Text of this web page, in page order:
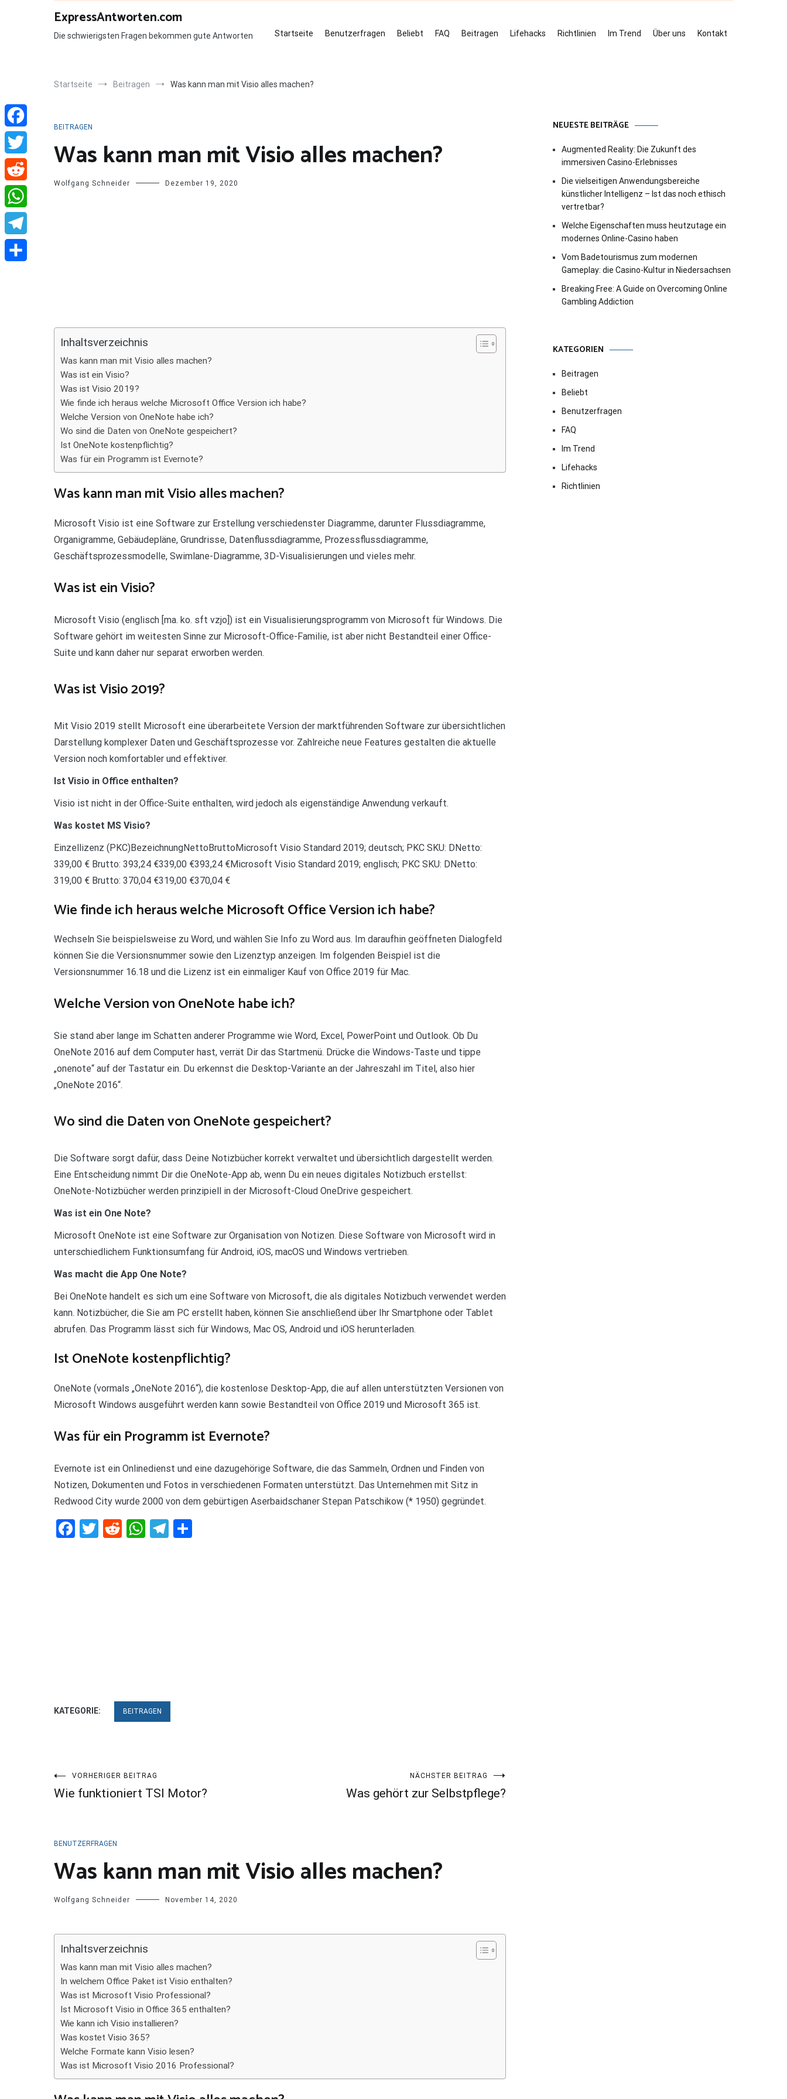
ExpressAntworten.com
Die schwierigsten Fragen bekommen gute Antworten Startseite Benutzerfragen Beliebt FAQ Beitragen Lifehacks Richtlinien Im Trend Über uns Kontakt
Startseite Beitragen Was kann man mit Visio alles machen?
BEITRAGEN
Was kann man mit Visio alles machen?
Wolfgang Schneider Dezember 19, 2020
Inhaltsverzeichnis
Was kann man mit Visio alles machen?
Was ist ein Visio?
Was ist Visio 2019?
Wie finde ich heraus welche Microsoft Office Version ich habe?
Welche Version von OneNote habe ich?
Wo sind die Daten von OneNote gespeichert?
Ist OneNote kostenpflichtig?
Was für ein Programm ist Evernote?
Was kann man mit Visio alles machen?
Microsoft Visio ist eine Software zur Erstellung verschiedenster Diagramme, darunter Flussdiagramme,
Organigramme, Gebäudepläne, Grundrisse, Datenflussdiagramme, Prozessflussdiagramme,
Geschäftsprozessmodelle, Swimlane-Diagramme, 3D-Visualisierungen und vieles mehr.
Was ist ein Visio?
Microsoft Visio (englisch [ma. ko. sft vzjo]) ist ein Visualisierungsprogramm von Microsoft für Windows. Die
Software gehört im weitesten Sinne zur Microsoft-Office-Familie, ist aber nicht Bestandteil einer Office-
Suite und kann daher nur separat erworben werden.
Was ist Visio 2019?
Mit Visio 2019 stellt Microsoft eine überarbeitete Version der marktführenden Software zur übersichtlichen
Darstellung komplexer Daten und Geschäftsprozesse vor. Zahlreiche neue Features gestalten die aktuelle
Version noch komfortabler und effektiver.
Ist Visio in Office enthalten?
Visio ist nicht in der Office-Suite enthalten, wird jedoch als eigenständige Anwendung verkauft.
Was kostet MS Visio?
Einzellizenz (PKC)BezeichnungNettoBruttoMicrosoft Visio Standard 2019; deutsch; PKC SKU: DNetto:
339,00 € Brutto: 393,24 €339,00 €393,24 €Microsoft Visio Standard 2019; englisch; PKC SKU: DNetto:
319,00 € Brutto: 370,04 €319,00 €370,04 €
Wie finde ich heraus welche Microsoft Office Version ich habe?
Wechseln Sie beispielsweise zu Word, und wählen Sie Info zu Word aus. Im daraufhin geöffneten Dialogfeld
können Sie die Versionsnummer sowie den Lizenztyp anzeigen. Im folgenden Beispiel ist die
Versionsnummer 16.18 und die Lizenz ist ein einmaliger Kauf von Office 2019 für Mac.
Welche Version von OneNote habe ich?
Sie stand aber lange im Schatten anderer Programme wie Word, Excel, PowerPoint und Outlook. Ob Du
OneNote 2016 auf dem Computer hast, verrät Dir das Startmenü. Drücke die Windows-Taste und tippe
„onenote“ auf der Tastatur ein. Du erkennst die Desktop-Variante an der Jahreszahl im Titel, also hier
„OneNote 2016“.
Wo sind die Daten von OneNote gespeichert?
Die Software sorgt dafür, dass Deine Notizbücher korrekt verwaltet und übersichtlich dargestellt werden.
Eine Entscheidung nimmt Dir die OneNote-App ab, wenn Du ein neues digitales Notizbuch erstellst:
OneNote-Notizbücher werden prinzipiell in der Microsoft-Cloud OneDrive gespeichert.
Was ist ein One Note?
Microsoft OneNote ist eine Software zur Organisation von Notizen. Diese Software von Microsoft wird in
unterschiedlichem Funktionsumfang für Android, iOS, macOS und Windows vertrieben.
Was macht die App One Note?
Bei OneNote handelt es sich um eine Software von Microsoft, die als digitales Notizbuch verwendet werden
kann. Notizbücher, die Sie am PC erstellt haben, können Sie anschließend über Ihr Smartphone oder Tablet
abrufen. Das Programm lässt sich für Windows, Mac OS, Android und iOS herunterladen.
Ist OneNote kostenpflichtig?
OneNote (vormals „OneNote 2016“), die kostenlose Desktop-App, die auf allen unterstützten Versionen von
Microsoft Windows ausgeführt werden kann sowie Bestandteil von Office 2019 und Microsoft 365 ist.
Was für ein Programm ist Evernote?
Evernote ist ein Onlinedienst und eine dazugehörige Software, die das Sammeln, Ordnen und Finden von
Notizen, Dokumenten und Fotos in verschiedenen Formaten unterstützt. Das Unternehmen mit Sitz in
Redwood City wurde 2000 von dem gebürtigen Aserbaidschaner Stepan Patschikow (* 1950) gegründet.
Facebook
Twitter
RedditWhatsApp
Telegram
KATEGORIE: BEITRAGEN
Beitragsnavigation
VORHERIGER BEITRAG
Wie funktioniert TSI Motor?
NÄCHSTER BEITRAG
Was gehört zur Selbstpflege?
BENUTZERFRAGEN
Was kann man mit Visio alles machen?
Wolfgang Schneider November 14, 2020
Inhaltsverzeichnis
Was kann man mit Visio alles machen?
In welchem Office Paket ist Visio enthalten?
Was ist Microsoft Visio Professional?
Ist Microsoft Visio in Office 365 enthalten?
Wie kann ich Visio installieren?
Was kostet Visio 365?
Welche Formate kann Visio lesen?
Was ist Microsoft Visio 2016 Professional?
NEUESTE BEITRÄGE
Augmented Reality: Die Zukunft des
immersiven Casino-Erlebnisses
Die vielseitigen Anwendungsbereiche
künstlicher Intelligenz – Ist das noch ethisch
vertretbar?
Welche Eigenschaften muss heutzutage ein
modernes Online-Casino haben
Vom Badetourismus zum modernen
Gameplay: die Casino-Kultur in Niedersachsen
Breaking Free: A Guide on Overcoming Online
Gambling Addiction
KATEGORIEN
Beitragen
Beliebt
Benutzerfragen
FAQ
Im Trend
Lifehacks
Richtlinien
Facebook
Twitter
Reddit
WhatsApp
Telegram